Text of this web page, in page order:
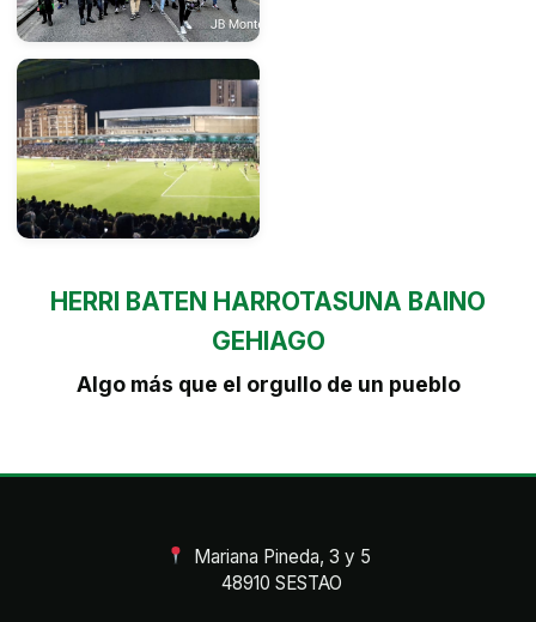
HERRI BATEN HARROTASUNA BAINO
GEHIAGO
Algo más que el orgullo de un pueblo
Mariana Pineda, 3 y 5
48910 SESTAO